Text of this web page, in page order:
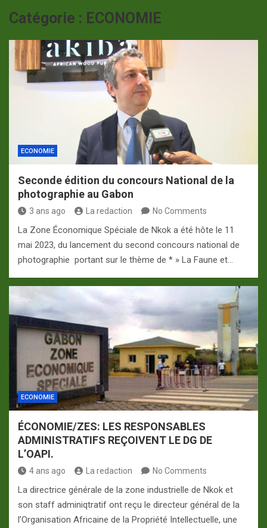
Catégorie : ECONOMIE
ECONOMIE
Seconde édition du concours National de la
photographie au Gabon
3 ans ago La redaction No Comments
La Zone Économique Spéciale de Nkok a été hôte le 11
mai 2023, du lancement du second concours national de
photographie portant sur le thème de * » La Faune et…
ECONOMIE
ÉCONOMIE/ZES: LES RESPONSABLES
ADMINISTRATIFS REÇOIVENT LE DG DE
L’OAPI.
4 ans ago La redaction No Comments
La directrice générale de la zone industrielle de Nkok et
son staff adminiqtratif ont reçu le directeur général de la
l’Organisation Africaine de la Propriété Intellectuelle, une